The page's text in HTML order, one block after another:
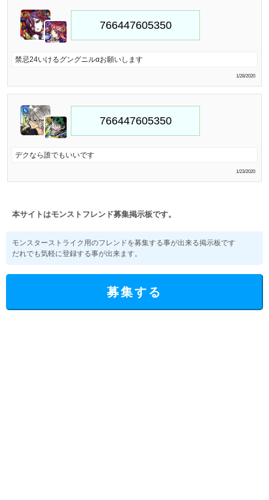
禁忌24いけるグングニルαお願いします
1/28/2020
デクなら誰でもいいです
1/23/2020
本サイトはモンストフレンド募集掲示板です。
モンスターストライク用のフレンドを募集する事が出来る掲示板です
だれでも気軽に登録する事が出来ます。
募集する